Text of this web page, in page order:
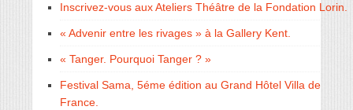
Inscrivez-vous aux Ateliers Théâtre de la Fondation Lorin.
« Advenir entre les rivages » à la Gallery Kent.
« Tanger. Pourquoi Tanger ? »
Festival Sama, 5éme édition au Grand Hôtel Villa de
France.